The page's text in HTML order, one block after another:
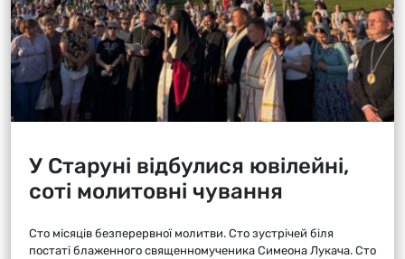
У Старуні відбулися ювілейні,
соті молитовні чування
Сто місяців безперервної молитви. Сто зустрічей біля
постаті блаженного священномученика Симеона Лукача. Сто